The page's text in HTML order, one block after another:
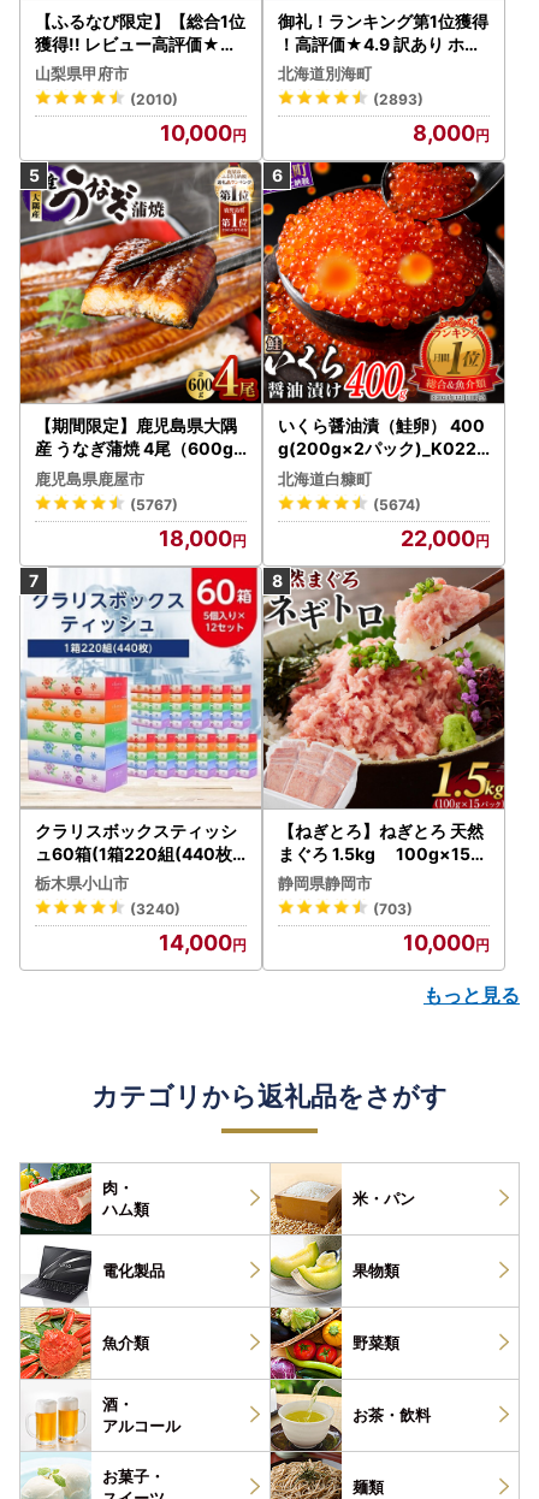
【ふるなび限定】【総合1位
獲得!! レビュー高評価★】
〈2026年度配送分〉山梨
県産 シャインマスカット 2
～3房（1.0kg以上）シャイ
ン フルーツ FN-Limited-S
P
山梨県甲府市
(2010)
10,000
御礼！ランキング第1位獲得
！高評価★4.9 訳あり ホタ
テ 400g（ほたて 帆立 貝柱
冷凍 ）
北海道別海町
(2893)
8,000
【期間限定】鹿児島県大隅
産 うなぎ蒲焼 4尾（600g
） KN007-004-04-cp18
うなぎ 鰻 魚 惣菜 総菜
鹿児島県鹿屋市
(5767)
18,000
いくら醤油漬（鮭卵） 400
g(200g×2パック)_K022-
1676
北海道白糠町
(5674)
22,000
クラリスボックスティッシ
ュ60箱(1箱220組(440枚))
(5個入り×12セット)【配送
不可地域：離島・沖縄県】
【1256759】
栃木県小山市
(3240)
14,000
【ねぎとろ】ねぎとろ 天然
まぐろ 1.5kg 100g×15パ
ック
静岡県静岡市
(703)
10,000
もっと見る
カテゴリから返礼品をさがす
肉・
ハム類
米・パン
電化製品 果物類
魚介類 野菜類
酒・
アルコール
お茶・ 飲料
お菓子・
麺類